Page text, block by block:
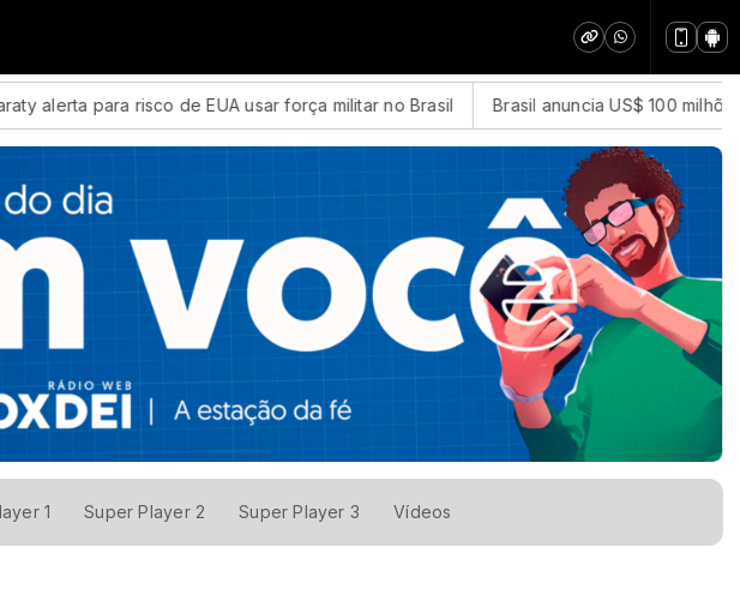
alerta para risco de EUA usar força militar no Brasil Brasil anuncia US$ 100 milhões
1 Super Player 2 Super Player 3 Vídeos